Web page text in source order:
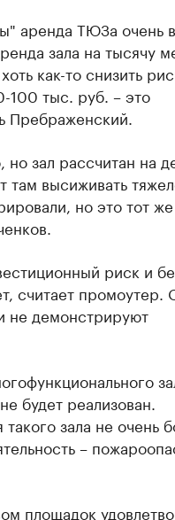
аренда ТЮЗа очень
зала на тысячу
как-то снизить
100 тыс. руб. – это
Пребраженский.
зал рассчитан на
там высиживать
но это тот же
риск и
считает промоутер.
не демонстрируют
будет реализован.
зала не очень
–
площадок